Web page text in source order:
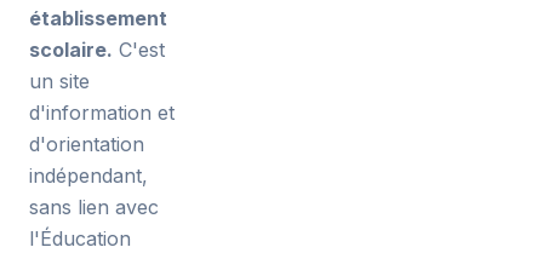
établissement
scolaire. C'est
un site
d'information et
d'orientation
indépendant,
sans lien avec
l'Éducation